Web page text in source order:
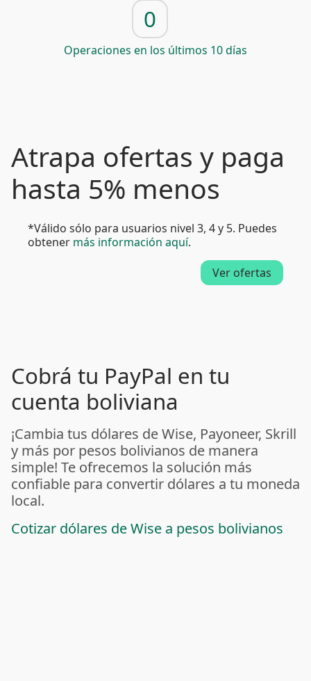
0
Operaciones en los últimos 10 días
Atrapa ofertas y paga
hasta 5% menos
*Válido sólo para usuarios nivel 3, 4 y 5. Puedes
obtener más información aquí.
Ver ofertas
Cobrá tu PayPal en tu
cuenta boliviana
¡Cambia tus dólares de Wise, Payoneer, Skrill
y más por pesos bolivianos de manera
simple! Te ofrecemos la solución más
confiable para convertir dólares a tu moneda
local.
Cotizar dólares de Wise a pesos bolivianos